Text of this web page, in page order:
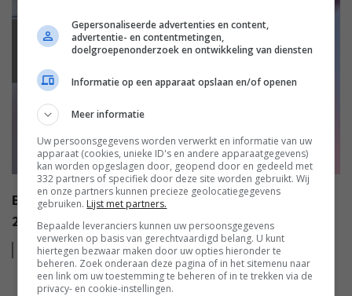
EISA AWARDS: WAT ZIJN DE BESTE PRODUCTEN VAN
2022?
Leesmeer
Gepersonaliseerde advertenties en content,
advertentie- en contentmetingen,
doelgroepenonderzoek en ontwikkeling van diensten
Informatie op een apparaat opslaan en/of openen
Meer informatie
Uw persoonsgegevens worden verwerkt en informatie van uw
apparaat (cookies, unieke ID's en andere apparaatgegevens)
kan worden opgeslagen door, geopend door en gedeeld met
332 partners of specifiek door deze site worden gebruikt. Wij
en onze partners kunnen precieze geolocatiegegevens
gebruiken. Lijst met partners.
Bepaalde leveranciers kunnen uw persoonsgegevens
verwerken op basis van gerechtvaardigd belang. U kunt
hiertegen bezwaar maken door uw opties hieronder te
beheren. Zoek onderaan deze pagina of in het sitemenu naar
een link om uw toestemming te beheren of in te trekken via de
privacy- en cookie-instellingen.